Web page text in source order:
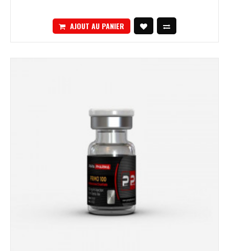
AJOUT AU PANIER